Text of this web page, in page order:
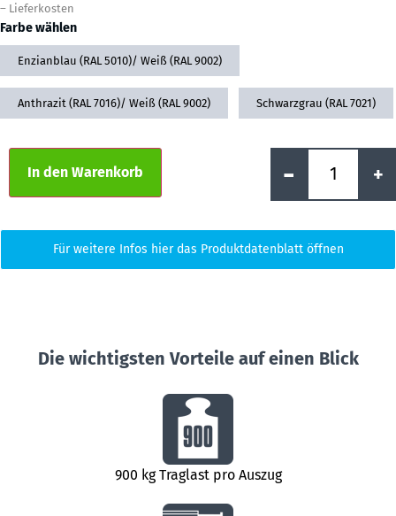
– Lieferkosten
Farbe wählen
Enzianblau (RAL 5010)/ Weiß (RAL 9002)
Anthrazit (RAL 7016)/ Weiß (RAL 9002) Schwarzgrau (RAL 7021)
- +
In den Warenkorb
Für weitere Infos hier das Produktdatenblatt öffnen
Die wichtigsten Vorteile auf einen Blick
900 kg Traglast pro Auszug